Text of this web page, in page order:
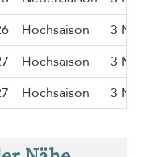
Hochsaison
3
Hochsaison
3
Hochsaison 3